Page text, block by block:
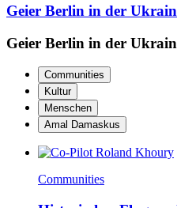
Geier Berlin in der
Geier Berlin in der
Communities
Kultur
Menschen
Amal Damaskus
Communities